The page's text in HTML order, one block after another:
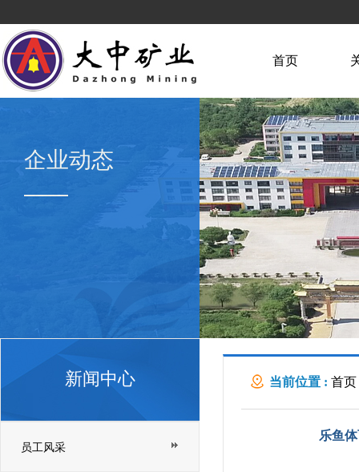
首页
企业动态
新闻中心
员工风采
当前位置 : 首页
乐鱼